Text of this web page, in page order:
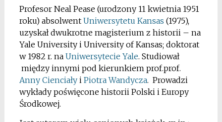
Profesor Neal Pease (urodzony 11 kwietnia 1951
roku) absolwent Uniwersytetu Kansas (1975),
uzyskał dwukrotne magisterium z historii – na
Yale University i University of Kansas; doktorat
w 1982 r. na Uniwersytecie Yale. Studiował
między innymi pod kierunkiem prof.prof.
Anny Cienciałyi Piotra Wandycza. Prowadzi
wykłady poświęcone historii Polski i Europy
Środkowej.